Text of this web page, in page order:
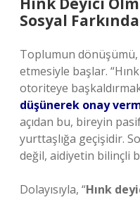
Sosyal
Toplumun
etmesiyle başlar.
otoriteye
düşünerek onay
açıdan bu, bireyin
yurttaşlığa geçişidir.
değil, aidiyetin bilinçli
Dolayısıyla, “Hınk